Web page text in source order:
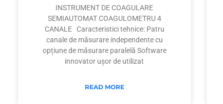
INSTRUMENT DE COAGULARE
SEMIAUTOMAT COAGULOMETRU 4
CANALE Caracteristici tehnice: Patru
canale de măsurare independente cu
opțiune de măsurare paralelă Software
innovator ușor de utilizat
READ MORE